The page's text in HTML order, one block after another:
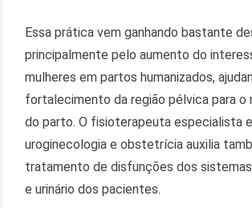
Essa prática vem ganhando bastante
principalmente pelo aumento do
mulheres em partos humanizados,
fortalecimento da região pélvica para o
do parto. O fisioterapeuta especialista
uroginecologia e obstetrícia auxilia
tratamento de disfunções dos
e urinário dos pacientes.